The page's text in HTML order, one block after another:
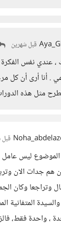
قبل شهرين
عندي نفس
. أنا أرى أن كل
مثل هذه
الموضوع ليس
هم جدات الان
وتراجعا وكان
والسيدة
، واحدة فقط،